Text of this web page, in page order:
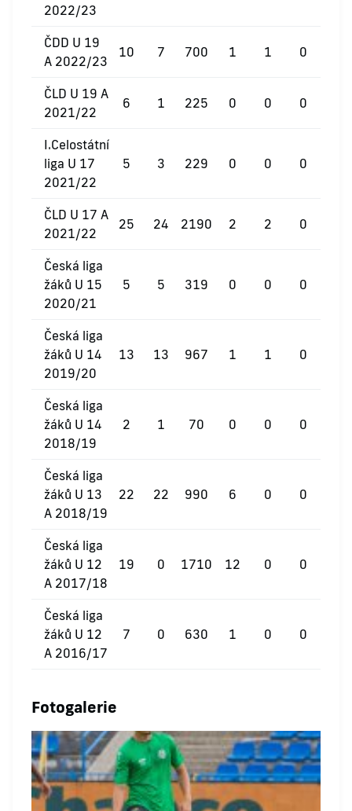
2022/23
ČDD U 19
A 2022/23
10 7 700 1 1 0
ČLD U 19 A
2021/22
6 1 225 0 0 0
I.Celostátní
liga U 17
2021/22
5 3 229 0 0 0
ČLD U 17 A
2021/22
25 24 2190 2 2 0
Česká liga
žáků U 15
2020/21
5 5 319 0 0 0
Česká liga
žáků U 14
2019/20
13 13 967 1 1 0
Česká liga
žáků U 14
2018/19
2 1 70 0 0 0
Česká liga
žáků U 13
A 2018/19
22 22 990 6 0 0
Česká liga
žáků U 12
A 2017/18
19 0 1710 12 0 0
Česká liga
žáků U 12
A 2016/17
7 0 630 1 0 0
Fotogalerie